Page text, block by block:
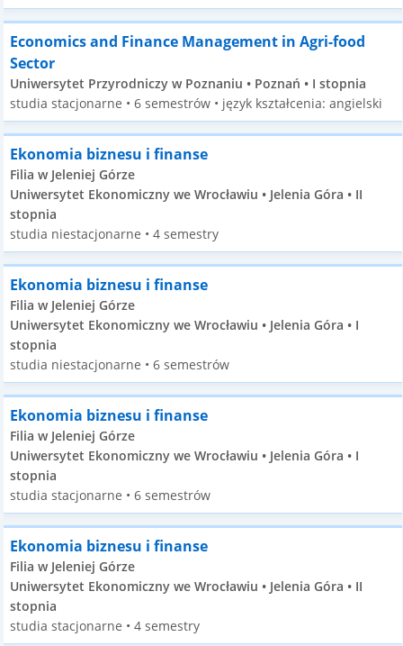
Economics and Finance Management in Agri-food
Sector
Uniwersytet Przyrodniczy w Poznaniu • Poznań • I stopnia
studia stacjonarne • 6 semestrów • język kształcenia: angielski
Ekonomia biznesu i finanse
Filia w Jeleniej Górze
Uniwersytet Ekonomiczny we Wrocławiu • Jelenia Góra • II
stopnia
studia niestacjonarne • 4 semestry
Ekonomia biznesu i finanse
Filia w Jeleniej Górze
Uniwersytet Ekonomiczny we Wrocławiu • Jelenia Góra • I
stopnia
studia niestacjonarne • 6 semestrów
Ekonomia biznesu i finanse
Filia w Jeleniej Górze
Uniwersytet Ekonomiczny we Wrocławiu • Jelenia Góra • I
stopnia
studia stacjonarne • 6 semestrów
Ekonomia biznesu i finanse
Filia w Jeleniej Górze
Uniwersytet Ekonomiczny we Wrocławiu • Jelenia Góra • II
stopnia
studia stacjonarne • 4 semestry